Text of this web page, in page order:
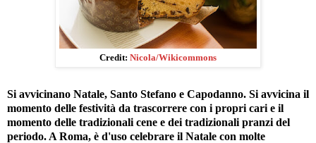
Credit: Nicola/Wikicommons
Si avvicinano Natale, Santo Stefano e Capodanno. Si avvicina il
momento delle festività da trascorrere con i propri cari e il
momento delle tradizionali cene e dei tradizionali pranzi del
periodo. A Roma, è d'uso celebrare il Natale con molte